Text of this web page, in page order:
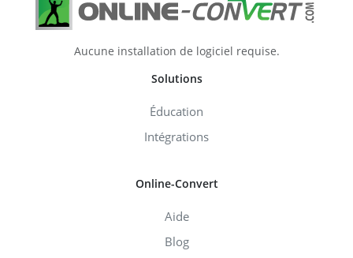
Aucune installation de logiciel requise.
Solutions
Éducation
Intégrations
Online-Convert
Aide
Blog